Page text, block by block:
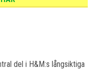
del i H&M:s långsiktiga